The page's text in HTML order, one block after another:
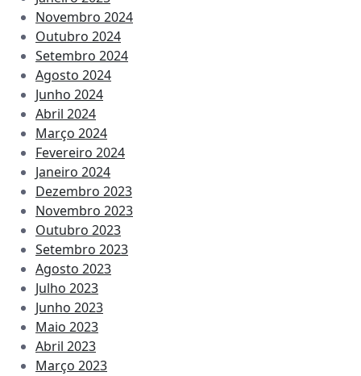
Novembro 2024
Outubro 2024
Setembro 2024
Agosto 2024
Junho 2024
Abril 2024
Março 2024
Fevereiro 2024
Janeiro 2024
Dezembro 2023
Novembro 2023
Outubro 2023
Setembro 2023
Agosto 2023
Julho 2023
Junho 2023
Maio 2023
Abril 2023
Março 2023